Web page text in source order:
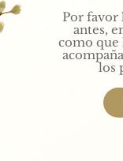
Por favor
antes,
como que
los